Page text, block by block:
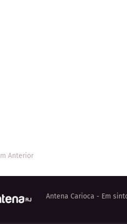
Anterior
Antena Carioca - Em